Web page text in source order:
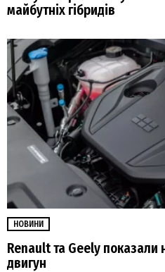
майбутніх гібридів
НОВИНИ
Renault та Geely показали
двигун